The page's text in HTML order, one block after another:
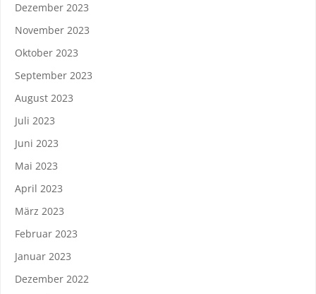
Dezember 2023
November 2023
Oktober 2023
September 2023
August 2023
Juli 2023
Juni 2023
Mai 2023
April 2023
März 2023
Februar 2023
Januar 2023
Dezember 2022